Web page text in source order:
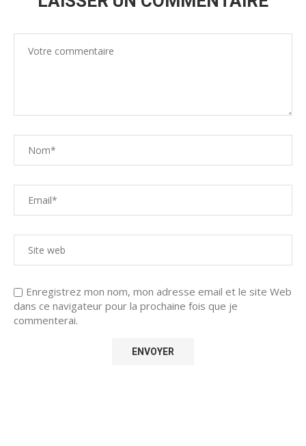
Enregistrez mon nom, mon adresse email et le site Web
dans ce navigateur pour la prochaine fois que je
commenterai.